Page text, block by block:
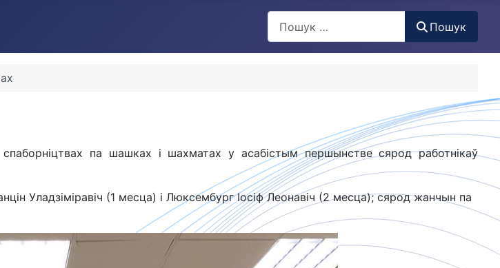
Пошук
па шашках і шахматах у асабістым першынстве сярод работнікаў
Уладзіміравіч (1 месца) і Люксембург Іосіф Леонавіч (2 месца); сярод жанчын па